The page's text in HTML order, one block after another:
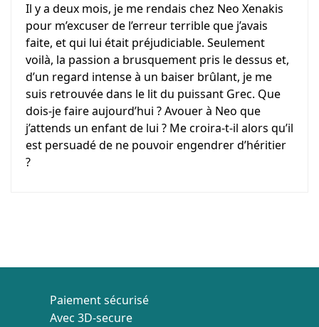
Il y a deux mois, je me rendais chez Neo Xenakis
pour m’excuser de l’erreur terrible que j’avais
faite, et qui lui était préjudiciable. Seulement
voilà, la passion a brusquement pris le dessus et,
d’un regard intense à un baiser brûlant, je me
suis retrouvée dans le lit du puissant Grec. Que
dois-je faire aujourd’hui ? Avouer à Neo que
j’attends un enfant de lui ? Me croira-t-il alors qu’il
est persuadé de ne pouvoir engendrer d’héritier
?
Paiement sécurisé
Avec 3D-secure